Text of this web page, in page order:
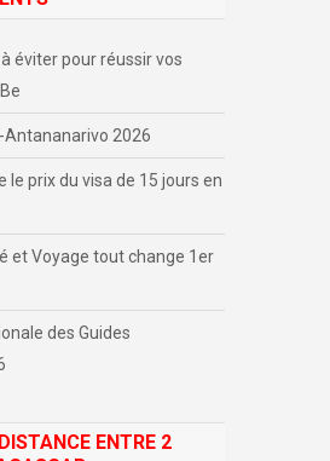
éviter pour réussir vos
Antananarivo 2026
le prix du visa de 15 jours en
et Voyage tout change 1er
des Guides
ENTRE 2